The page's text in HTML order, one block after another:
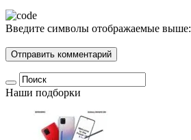
Введите символы отображаемые выше:
Наши подборки